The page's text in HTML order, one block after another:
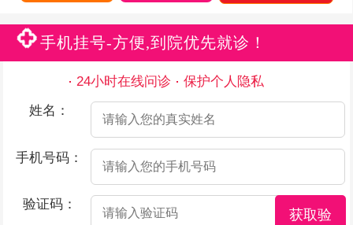
手机挂号-方便,到院优先就诊！
24小时在线问诊
保护个人隐私
姓名：
手机号码：
验证码：
获取验